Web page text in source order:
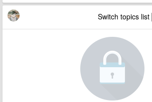
Switch topics list